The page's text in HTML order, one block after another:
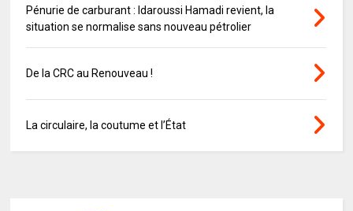
Pénurie de carburant : Idaroussi Hamadi revient, la
situation se normalise sans nouveau pétrolier
De la CRC au Renouveau !
La circulaire, la coutume et l’État